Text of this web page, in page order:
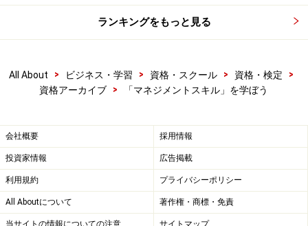
ランキングをもっと見る
All About > ビジネス・学習 > 資格・スクール > 資格・検定
>
資格アーカイブ
> 「マネジメントスキル」を学ぼう
会社概要 採用情報
投資家情報 広告掲載
利用規約 プライバシーポリシー
All Aboutについて 著作権・商標・免責